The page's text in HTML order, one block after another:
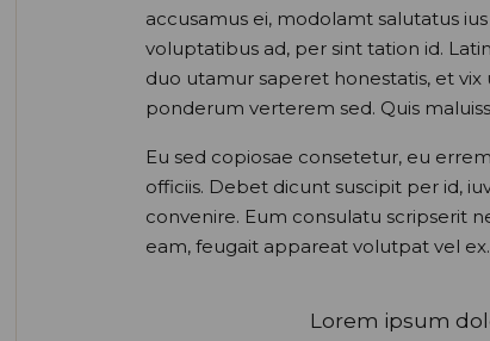
accusamus ei, modolamt salutatus
voluptatibus ad, per sint tation id.
duo utamur saperet honestatis, et
ponderum verterem sed. Quis
Eu sed copiosae consetetur, eu
officiis. Debet dicunt suscipit per id,
convenire. Eum consulatu scripserit
eam, feugait appareat volutpat vel
Lorem ipsum